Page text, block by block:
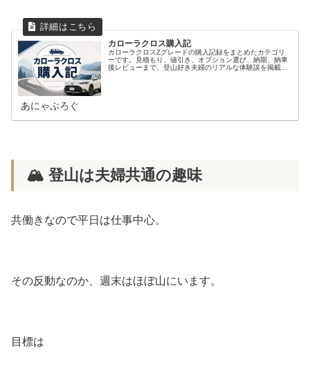
カローラクロス購入記
カローラクロスZグレードの購入記録をまとめたカテゴリ
ーです。見積もり、値引き、オプション選び、納期、納車
後レビューまで、登山好き夫婦のリアルな体験談を掲載し
あにゃぶろぐ
🏔 登山は夫婦共通の趣味
共働きなので平日は仕事中心。
その反動なのか、週末はほぼ山にいます。
目標は